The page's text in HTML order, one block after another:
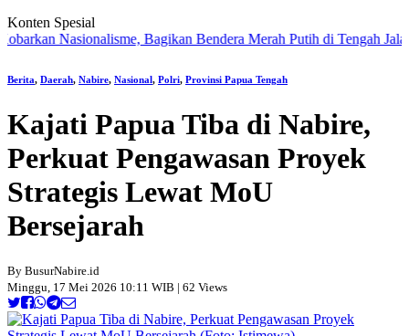
Konten Spesial
Nasionalisme, Bagikan Bendera Merah Putih di Tengah Jalan
Berita, Daerah, Nabire, Nasional, Polri, Provinsi Papua Tengah
Kajati Papua Tiba di Nabire,
Perkuat Pengawasan Proyek
Strategis Lewat MoU
Bersejarah
By BusurNabire.id
Minggu, 17 Mei 2026 10:11 WIB | 62 Views